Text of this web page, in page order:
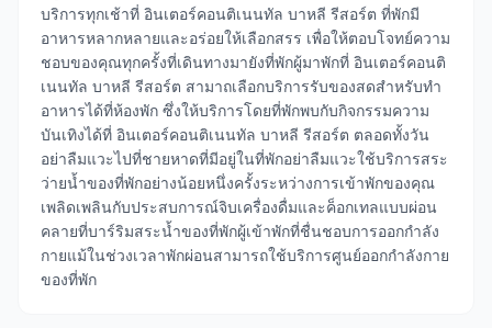
บริการทุกเช้าที่ อินเตอร์คอนติเนนทัล บาหลี รีสอร์ต ที่พักมี
อาหารหลากหลายและอร่อยให้เลือกสรร เพื่อให้ตอบโจทย์ความ
ชอบของคุณทุกครั้งที่เดินทางมายังที่พักผู้มาพักที่ อินเตอร์คอนติ
เนนทัล บาหลี รีสอร์ต สามาถเลือกบริการรับของสดสำหรับทำ
อาหารได้ที่ห้องพัก ซึ่งให้บริการโดยที่พักพบกับกิจกรรมความ
บันเทิงได้ที่ อินเตอร์คอนติเนนทัล บาหลี รีสอร์ต ตลอดทั้งวัน
อย่าลืมแวะไปที่ชายหาดที่มีอยู่ในที่พักอย่าลืมแวะใช้บริการสระ
ว่ายน้ำของที่พักอย่างน้อยหนึ่งครั้งระหว่างการเข้าพักของคุณ
เพลิดเพลินกับประสบการณ์จิบเครื่องดื่มและค็อกเทลแบบผ่อน
คลายที่บาร์ริมสระน้ำของที่พักผู้เข้าพักที่ชื่นชอบการออกกำลัง
กายแม้ในช่วงเวลาพักผ่อนสามารถใช้บริการศูนย์ออกกำลังกาย
ของที่พัก